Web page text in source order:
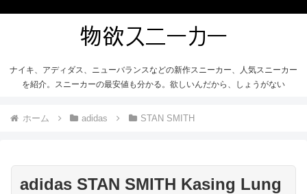
ナイキ、アディダス、ニューバランスなどの新作スニーカー、人気スニーカー
を紹介。スニーカーの最安値も分かる。欲しいんだから、しょうがない
ホーム adidas STAN SMITH
adidas STAN SMITH Kasing Lung